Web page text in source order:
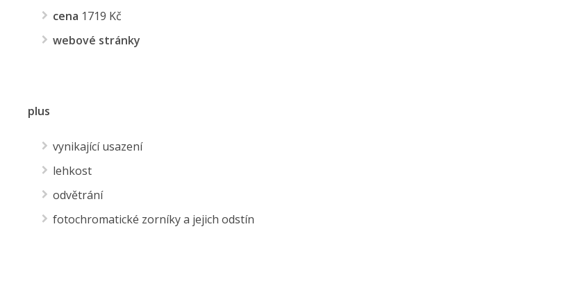
cena 1719 Kč
webové stránky
plus
vynikající usazení
lehkost
odvětrání
fotochromatické zorníky a jejich odstín